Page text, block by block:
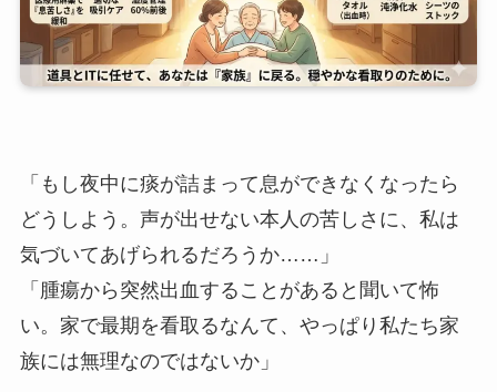
「もし夜中に痰が詰まって息ができなくなったら
どうしよう。声が出せない本人の苦しさに、私は
気づいてあげられるだろうか……」
「腫瘍から突然出血することがあると聞いて怖
い。家で最期を看取るなんて、やっぱり私たち家
族には無理なのではないか」